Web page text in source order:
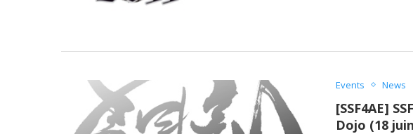
Events News
[SSF4AE]
Dojo (18